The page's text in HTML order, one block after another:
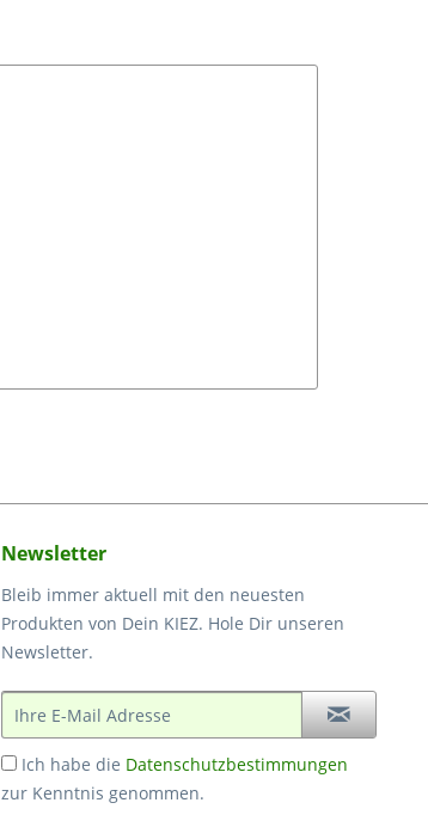
Newsletter
Bleib immer aktuell mit den neuesten
Produkten von Dein KIEZ. Hole Dir unseren
Newsletter.
Ich habe die Datenschutzbestimmungen
zur Kenntnis genommen.